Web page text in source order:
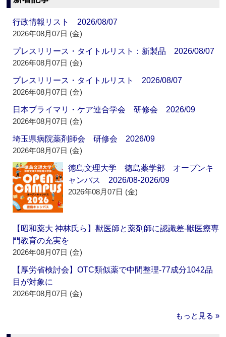
行政情報リスト 2026/08/07
2026年08月07日 (金)
プレスリリース・タイトルリスト：新製品 2026/08/07
2026年08月07日 (金)
プレスリリース・タイトルリスト 2026/08/07
2026年08月07日 (金)
日本プライマリ・ケア連合学会 研修会 2026/09
2026年08月07日 (金)
埼玉県病院薬剤師会 研修会 2026/09
2026年08月07日 (金)
徳島文理大学 徳島薬学部 オープンキ
ャンパス 2026/08-2026/09
2026年08月07日 (金)
【昭和薬大 神林氏ら】獣医師と薬剤師に認識差‐獣医療専
門教育の充実を
2026年08月07日 (金)
【厚労省検討会】OTC類似薬で中間整理‐77成分1042品
目が対象に
2026年08月07日 (金)
もっと見る »